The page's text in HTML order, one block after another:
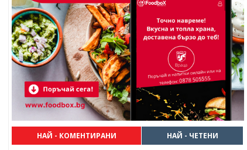
НАЙ - КОМЕНТИРАНИ НАЙ - ЧЕТЕНИ